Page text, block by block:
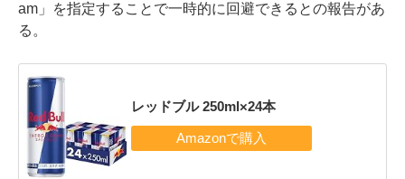
am」を指定することで一時的に回避できるとの報告があ
る。
レッドブル 250ml×24本